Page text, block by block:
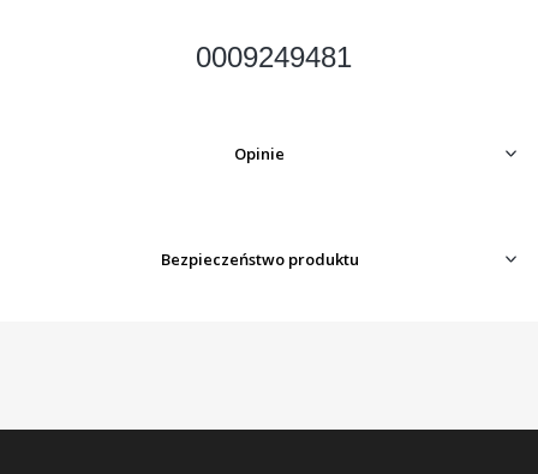
0009249481
Opinie
Bezpieczeństwo produktu